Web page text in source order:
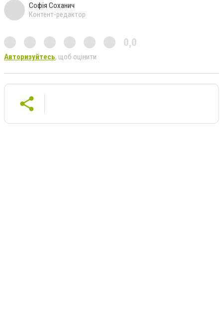
Софія Соханич
Контент-редактор
0,0
Авторизуйтесь, щоб оцінити